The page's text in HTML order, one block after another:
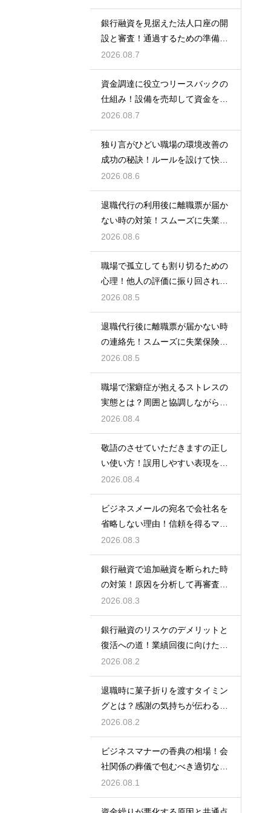
銀行融資を見据えた法人口座の開
設と審査！通過するための準備と
ポイント
2026.08.7
資金調達に役立つリースバックの
仕組み！設備を売却して資金を得
る方法
2026.08.7
独り言がひどい職場の環境改善の
成功の秘訣！ルールを設けて快適
な空間を作る
2026.08.6
退職代行の利用後に離職票が届か
ない時の対策！スムーズに失業保
険をもらう
2026.08.6
職場で孤立しても割り切るための
心理！他人の評価に振り回されな
いための術
2026.08.5
退職代行後に離職票が届かない時
の連絡先！スムーズに失業保険を
もらう術
2026.08.5
職場で潔癖症が抱えるストレスの
実態とは？周囲と協調しながら快
適に働く術
2026.08.4
敬語のさせていただきますの正し
い使い方！誤用しやすい表現を理
解する術
2026.08.4
ビジネスメールの宛名で会社名を
省略しない理由！信頼を得るマナ
ー
2026.08.3
銀行融資で追加融資を断られた時
の対策！原因を分析して再審査を
狙う
2026.08.3
銀行融資のリスケのデメリットと
復活への道！業績回復に向けた事
業計画
2026.08.2
退職時に菓子折りを渡すタイミン
グとは？感謝の気持ちが伝わる正
しいマナー
2026.08.2
ビジネスマナーの香典の相場！会
社関係の葬儀で包むべき適切な金
額の目安
2026.08.1